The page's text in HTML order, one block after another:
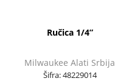
Ručica 1/4”
Milwaukee Alati Srbija
Šifra:48229014